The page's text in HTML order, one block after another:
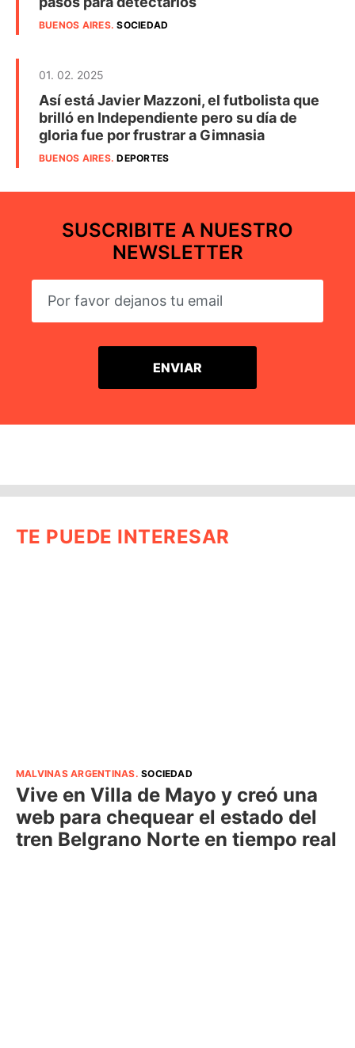
BUENOS AIRES.SOCIEDAD
01. 02. 2025
Así está Javier Mazzoni, el futbolista que
brilló en Independiente pero su día de
gloria fue por frustrar a Gimnasia
BUENOS AIRES.DEPORTES
SUSCRIBITE A NUESTRO
NEWSLETTER
TE PUEDE INTERESAR
MALVINAS ARGENTINAS.SOCIEDAD
Vive en Villa de Mayo y creó una
web para chequear el estado del
tren Belgrano Norte en tiempo real